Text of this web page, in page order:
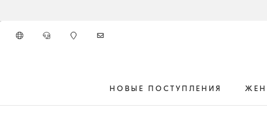
НОВЫЕ ПОСТУПЛЕНИЯ